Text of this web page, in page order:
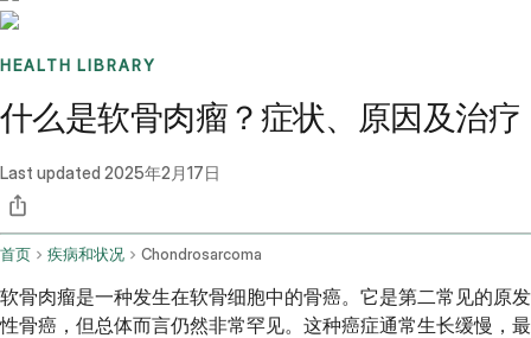
HEALTH LIBRARY
什么是软骨肉瘤？症状、原因及治疗
Last updated 2025年2月17日
首页 疾病和状况 Chondrosarcoma
软骨肉瘤是一种发生在软骨细胞中的骨癌。它是第二常见的原发
性骨癌，但总体而言仍然非常罕见。这种癌症通常生长缓慢，最